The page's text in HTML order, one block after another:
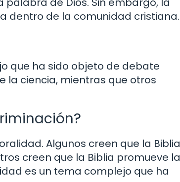
dentro de la comunidad cristiana.
que ha sido objeto de debate
la ciencia, mientras que otros
Algunos creen que la Biblia
creen que la Biblia promueve la
es un tema complejo que ha